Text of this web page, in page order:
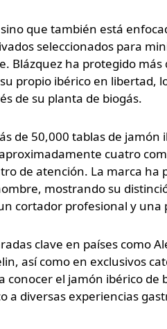
que también está
seleccionados para
Blázquez ha protegido más
propio ibérico en libertad,
de su planta de biogás.
de 50,000 tablas de
cuatro
de atención. La marca ha
mostrando su
cortador profesional y una
clave en países como
así como en exclusivos
el jamón ibérico de
a diversas experiencias